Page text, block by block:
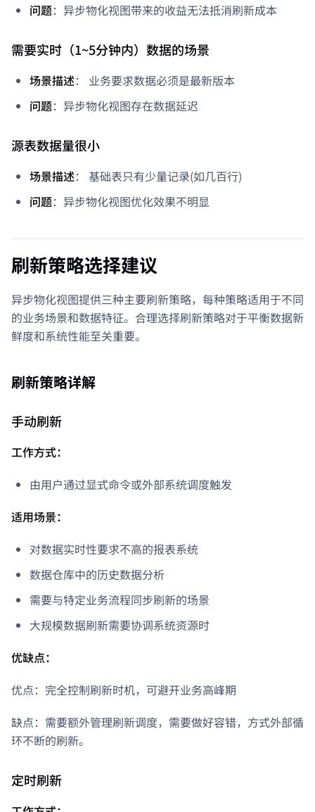
问题：异步物化视图带来的收益无法抵消刷新成本
需要实时（1~5分钟内）数据的场景
场景描述： 业务要求数据必须是最新版本
问题：异步物化视图存在数据延迟
源表数据量很小
场景描述： 基础表只有少量记录(如几百行)
问题：异步物化视图优化效果不明显
刷新策略选择建议
异步物化视图提供三种主要刷新策略，每种策略适用于不同
的业务场景和数据特征。合理选择刷新策略对于平衡数据新
鲜度和系统性能至关重要。
刷新策略详解
手动刷新
工作方式：
由用户通过显式命令或外部系统调度触发
适用场景：
对数据实时性要求不高的报表系统
数据仓库中的历史数据分析
需要与特定业务流程同步刷新的场景
大规模数据刷新需要协调系统资源时
优缺点：
优点：完全控制刷新时机，可避开业务高峰期
缺点：需要额外管理刷新调度，需要做好容错，方式外部循
环不断的刷新。
定时刷新